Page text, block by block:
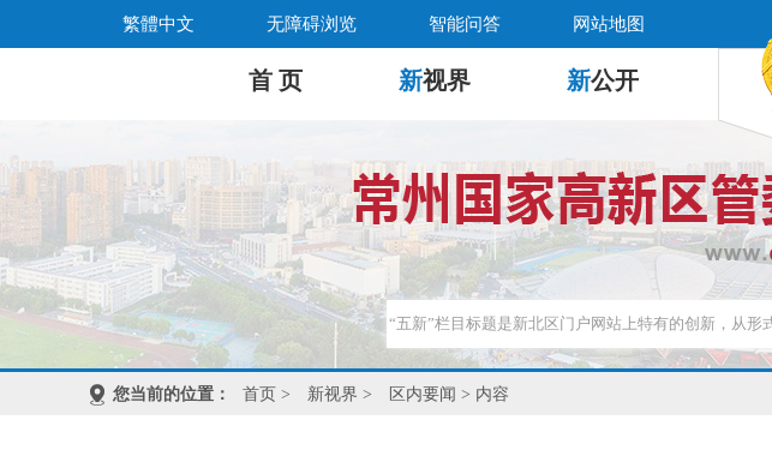
繁體中文 无障碍浏览 智能问答 网站地图
首 页 新视界 新公开
您当前的位置： 首页 > 新视界 > 区内要闻 > 内容